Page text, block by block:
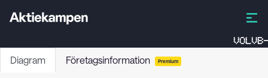
VOLVB-
Diagram Företagsinformation Premium